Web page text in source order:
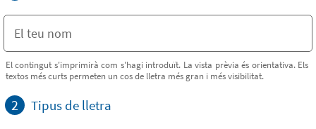
El contingut s'imprimirà com s'hagi introduït. La vista prèvia és orientativa. Els
textos més curts permeten un cos de lletra més gran i més visibilitat.
2 Tipus de lletra